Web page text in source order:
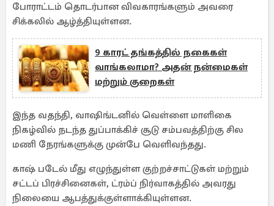
போராட்டம் தொடர்பான விவகாரங்களும் அவரை
சிக்கலில் ஆழ்த்தியுள்ளன.
9 காரட் தங்கத்தில் நகைகள்
வாங்கலாமா? அதன் நன்மைகள்
மற்றும் குறைகள்
இந்த வதந்தி, வாஷிங்டனில் வெள்ளை மாளிகை
நிகழ்வில் நடந்த துப்பாக்கிச் சூடு சம்பவத்திற்கு சில
மணி நேரங்களுக்கு முன்பே வெளிவந்தது.
காஷ் படேல் மீது எழுந்துள்ள குற்றச்சாட்டுகள் மற்றும்
சட்டப் பிரச்சினைகள், ட்ரம்ப் நிர்வாகத்தில் அவரது
நிலையை ஆபத்துக்குள்ளாக்கியுள்ளன.